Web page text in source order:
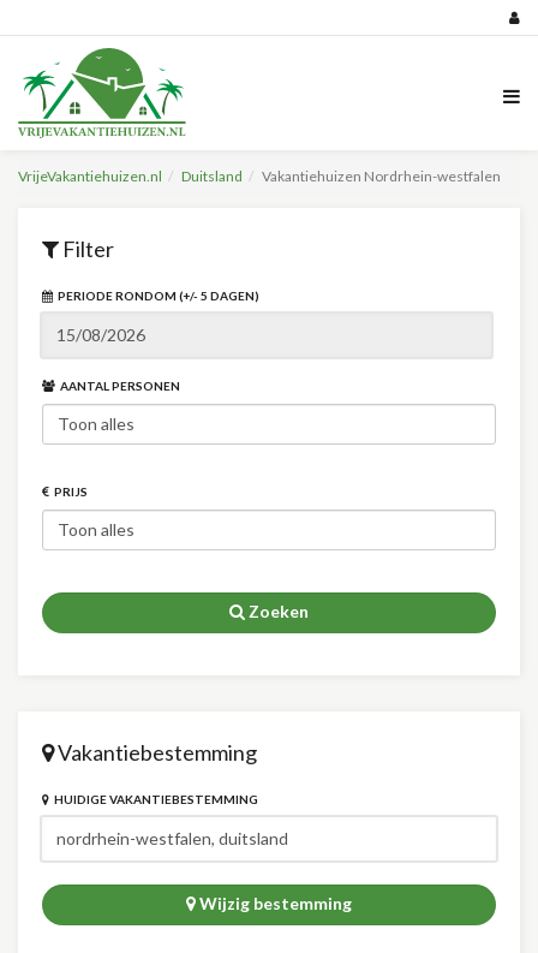
VrijeVakantiehuizen.nl Duitsland Vakantiehuizen Nordrhein-westfalen
Filter
PERIODE RONDOM (+/- 5 DAGEN)
AANTAL PERSONEN
PRIJS
Zoeken
Vakantiebestemming
HUIDIGE VAKANTIEBESTEMMING
Wijzig bestemming